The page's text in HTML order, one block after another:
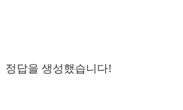
정답을 생성했습니다!